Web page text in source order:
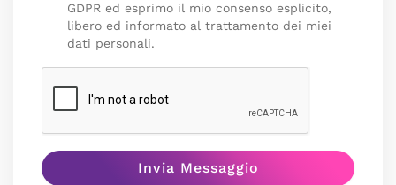
GDPR ed esprimo il mio consenso esplicito,
libero ed informato al trattamento dei miei
dati personali.